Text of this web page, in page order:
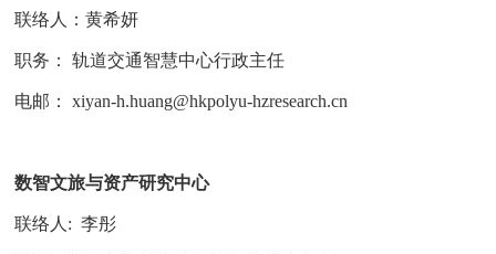
联络人：黄希妍
职务： 轨道交通智慧中心行政主任
电邮： xiyan-h.huang@hkpolyu-hzresearch.cn
数智文旅与资产研究中心
联络人: 李彤